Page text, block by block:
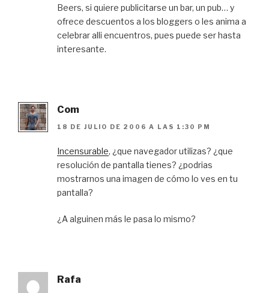
Beers, si quiere publicitarse un bar, un pub… y
ofrece descuentos a los bloggers o les anima a
celebrar alli encuentros, pues puede ser hasta
interesante.
Com
18 DE JULIO DE 2006 A LAS 1:30 PM
Incensurable, ¿que navegador utilizas? ¿que
resolución de pantalla tienes? ¿podrias
mostrarnos una imagen de cómo lo ves en tu
pantalla?
¿A alguinen más le pasa lo mismo?
Rafa